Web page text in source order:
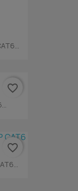
favorite_border
favorite_border